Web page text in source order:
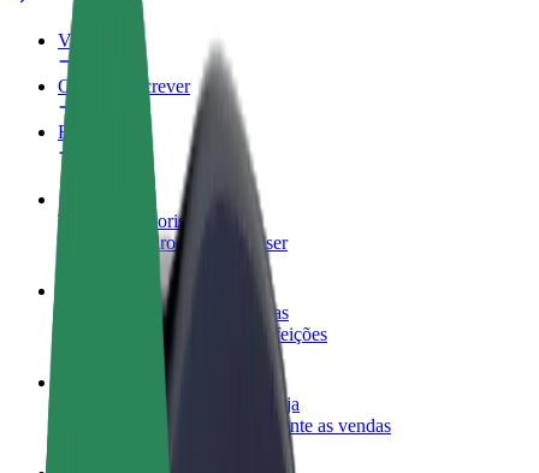
Vantagens
Como subscrever
FAQ
Torne-se motorista
Ganhe dinheiro quando quiser
Registe a sua frota de estafetas
Ganhe dinheiro a entregar refeições
Adicione um restaurante ou loja
Chegue a mais clientes e aumente as vendas